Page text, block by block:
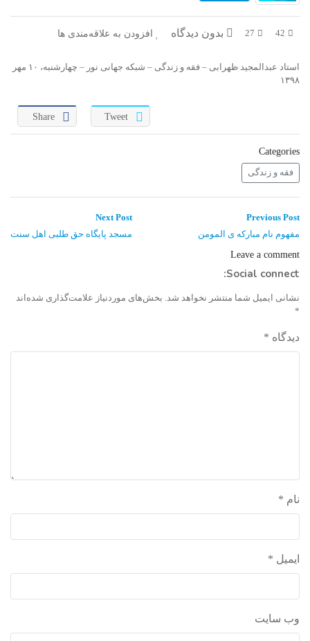
اسماء الحسنی
سر دبیر
کافه نور
دریچه
رمضان برتر
روزنه
مدینه منوره
واحد علمی – آموزش زبان عربی
42
27 بدون دیدگاه افزودن به علاقه‌مندی ها
استاد عبدالمجید ظهرابی – فقه و زندگی – شبکه جهانی نور – چهارشنبه، ۱۰ مهر
۱۳۹۸
Share Tweet
Categories
فقه و زندگی
راهبری
نوشته
Previous Post
Previous
مفهوم نام مبارکه ی المومن
Next Post
Next
post:
مسجد پایگاه حق طلبی اهل سنت
Leave a comment
Social connect:
نشانی ایمیل شما منتشر نخواهد شد. بخش‌های موردنیاز علامت‌گذاری شده‌اند
*
دیدگاه *
نام *
ایمیل *
وب‌ سایت